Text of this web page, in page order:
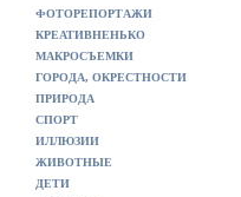
ФОТОРЕПОРТАЖИ
КРЕАТИВНЕНЬКО
МАКРОСЪЕМКИ
ГОРОДА, ОКРЕСТНОСТИ
ПРИРОДА
СПОРТ
ИЛЛЮЗИИ
ЖИВОТНЫЕ
ДЕТИ